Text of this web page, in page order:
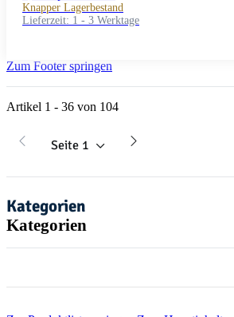
Knapper Lagerbestand
Lieferzeit: 1 - 3 Werktage
Zum Footer springen
Artikel 1 - 36 von 104
Seite 1
Kategorien
Kategorien